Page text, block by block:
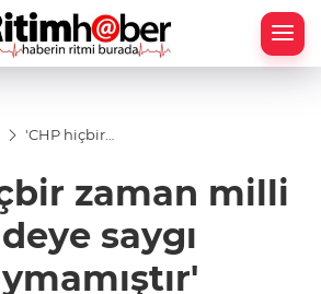
'CHP hiçbir
duymamıştır'zaman milli
saygı